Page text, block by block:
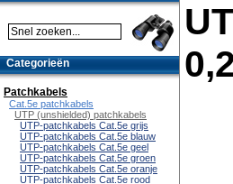
Categorieën
Patchkabels
Cat.5e patchkabels
UTP (unshielded) patchkabels
UTP-patchkabels Cat.5e grijs
UTP-patchkabels Cat.5e blauw
UTP-patchkabels Cat.5e geel
UTP-patchkabels Cat.5e groen
UTP-patchkabels Cat.5e oranje
UTP-patchkabels Cat.5e rood